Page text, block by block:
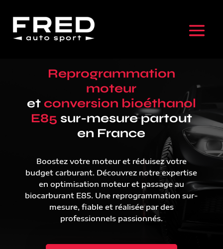
Reprogrammation
moteur
et conversion bioéthanol
E85 sur-mesure partout
en France
Boostez votre moteur et réduisez votre
budget carburant. Découvrez notre expertise
en optimisation moteur et passage au
biocarburant E85. Une reprogrammation sur-
mesure, fiable et réalisée par des
professionnels passionnés.